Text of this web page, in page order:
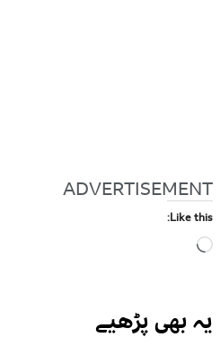
ADVERTISEMENT
Like this:
Loading…
یہ بھیپڑھیے